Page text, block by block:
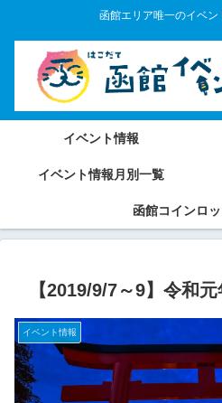
函館エリア唯一のイベン
イベント情報
イベント情報月別一覧
函館コインロ
【2019/9/7～9】令和
イベント情報